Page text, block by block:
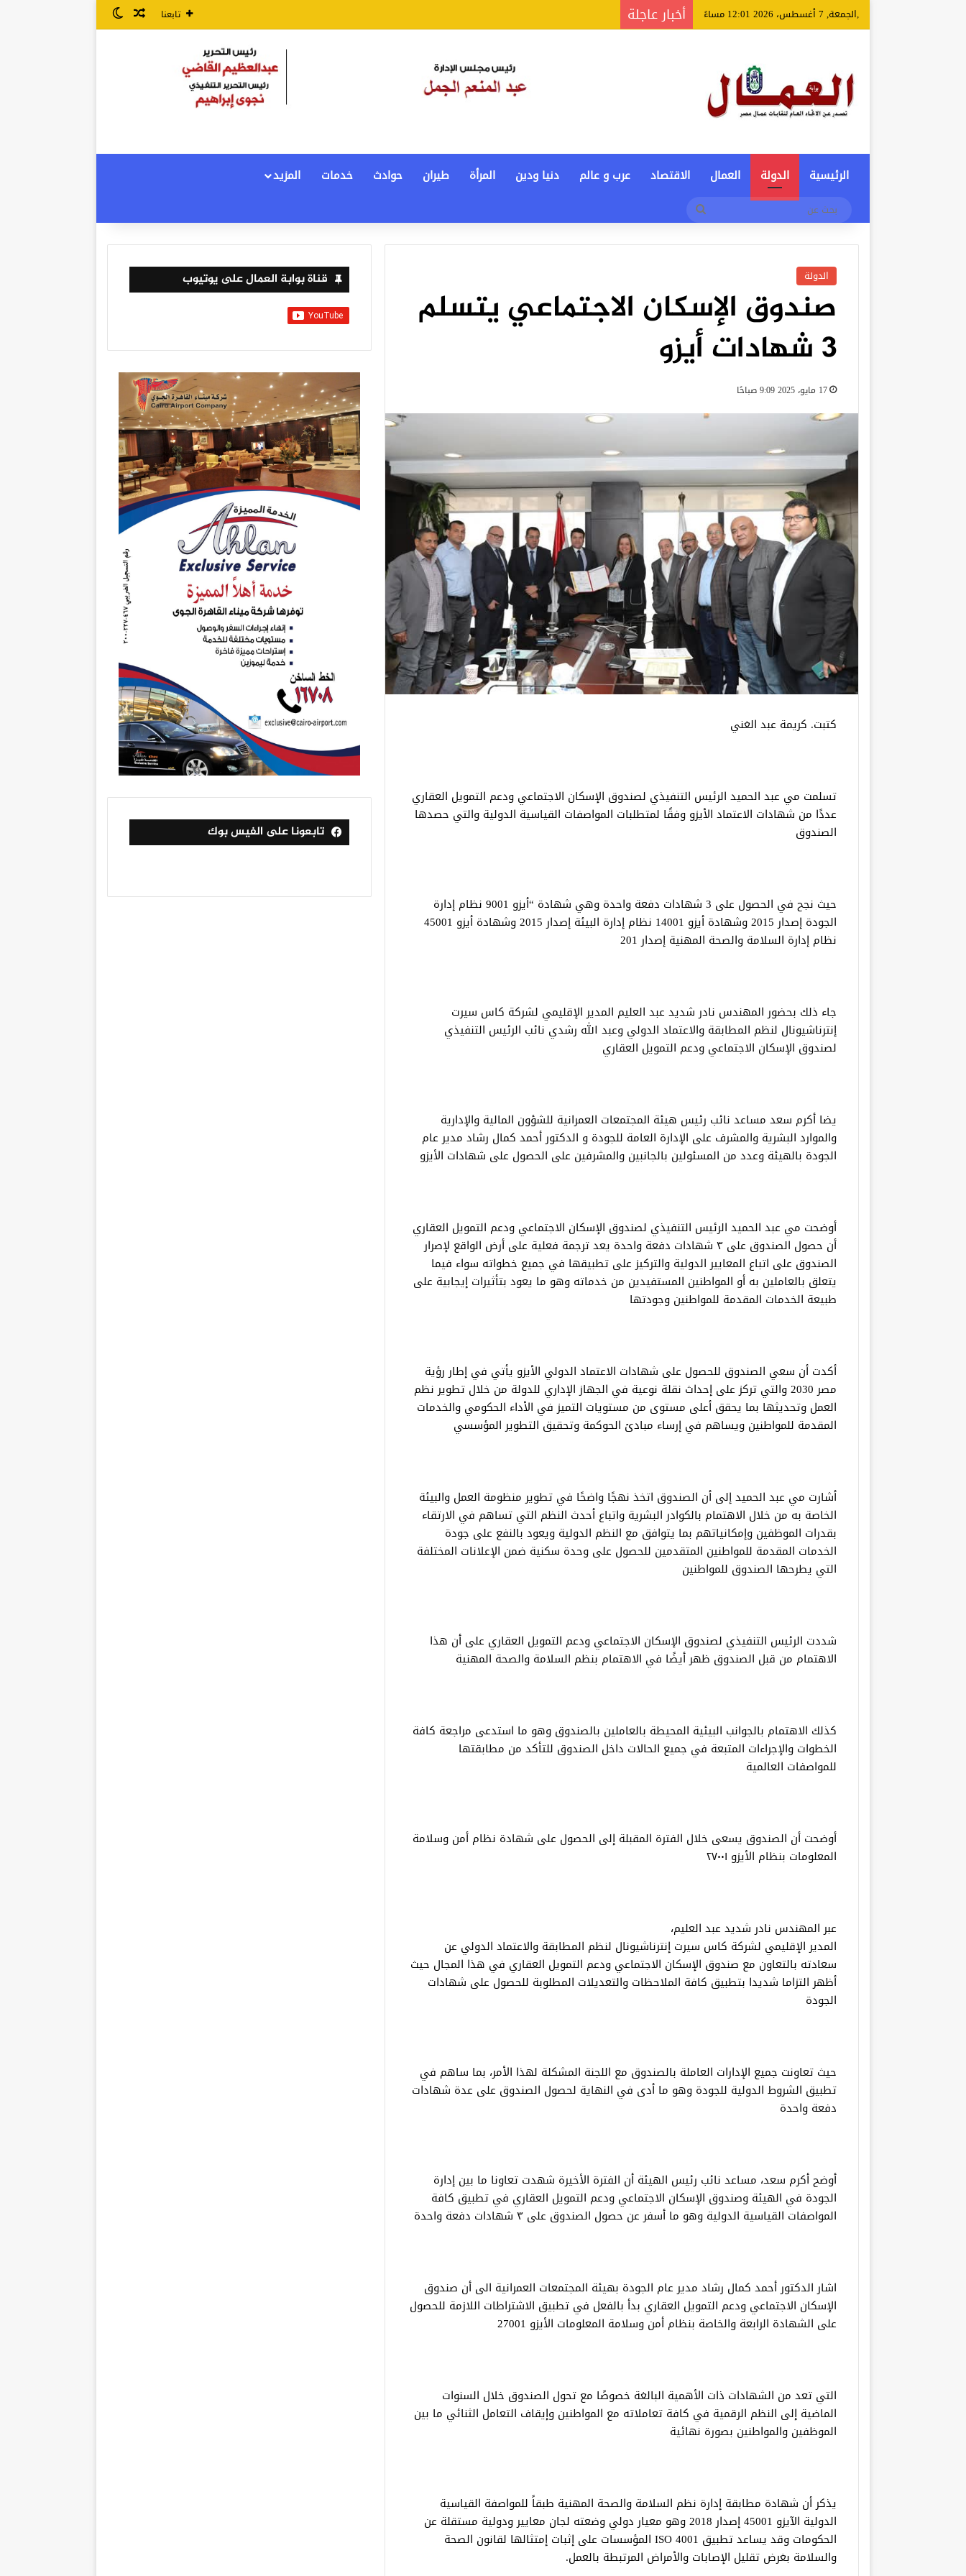
,الجمعة, 7 أغسطس، 2026 12:01 مساءً أخبار عاجلة تابعنا مقال عشوائي
الوضع المظلم
الرئيسية الدولة العمال الاقتصاد عرب و عالم دنيا ودين المرأة طيران حوادث خدمات
المزيد
الدولة
صندوق الإسكان الاجتماعي يتسلم
3 شهادات أيزو
17 مايو، 2025 9:09 صباحًا
كتبت. كريمة عبد الغني
تسلمت مي عبد الحميد الرئيس التنفيذي لصندوق الإسكان الاجتماعي ودعم التمويل العقاري
عددًا من شهادات الاعتماد الأيزو وفقًا لمتطلبات المواصفات القياسية الدولية والتي حصدها
الصندوق
حيث نجح في الحصول على 3 شهادات دفعة واحدة وهي شهادة “أيزو 9001 نظام إدارة
الجودة إصدار 2015 وشهادة أيزو 14001 نظام إدارة البيئة إصدار 2015 وشهادة أيزو 45001
نظام إدارة السلامة والصحة المهنية إصدار 201
جاء ذلك بحضور المهندس نادر شديد عبد العليم المدير الإقليمي لشركة كاس سيرت
إنترناشيونال لنظم المطابقة والاعتماد الدولي وعبد الله رشدي نائب الرئيس التنفيذي
لصندوق الإسكان الاجتماعي ودعم التمويل العقاري
يضا أكرم سعد مساعد نائب رئيس هيئة المجتمعات العمرانية للشؤون المالية والإدارية
والموارد البشرية والمشرف على الإدارة العامة للجودة و الدكتور أحمد كمال رشاد مدير عام
الجودة بالهيئة وعدد من المسئولين بالجانبين والمشرفين على الحصول على شهادات الأيزو
أوضحت مي عبد الحميد الرئيس التنفيذي لصندوق الإسكان الاجتماعي ودعم التمويل العقاري
أن حصول الصندوق على ٣ شهادات دفعة واحدة يعد ترجمة فعلية على أرض الواقع لإصرار
الصندوق على اتباع المعايير الدولية والتركيز على تطبيقها في جميع خطواته سواء فيما
يتعلق بالعاملين به أو المواطنين المستفيدين من خدماته وهو ما يعود بتأثيرات إيجابية على
طبيعة الخدمات المقدمة للمواطنين وجودتها
أكدت أن سعي الصندوق للحصول على شهادات الاعتماد الدولي الأيزو يأتي في إطار رؤية
مصر 2030 والتي تركز على إحداث نقلة نوعية في الجهاز الإداري للدولة من خلال تطوير نظم
العمل وتحديثها بما يحقق أعلى مستوى من مستويات التميز في الأداء الحكومي والخدمات
المقدمة للمواطنين ويساهم في إرساء مبادئ الحوكمة وتحقيق التطوير المؤسسي
أشارت مي عبد الحميد إلى أن الصندوق اتخذ نهجًا واضحًا في تطوير منظومة العمل والبيئة
الخاصة به من خلال الاهتمام بالكوادر البشرية واتباع أحدث النظم التي تساهم في الارتقاء
بقدرات الموظفين وإمكانياتهم بما يتوافق مع النظم الدولية ويعود بالنفع على جودة
الخدمات المقدمة للمواطنين المتقدمين للحصول على وحدة سكنية ضمن الإعلانات المختلفة
التي يطرحها الصندوق للمواطنين
شددت الرئيس التنفيذي لصندوق الإسكان الاجتماعي ودعم التمويل العقاري على أن هذا
الاهتمام من قبل الصندوق ظهر أيضًا في الاهتمام بنظم السلامة والصحة المهنية
كذلك الاهتمام بالجوانب البيئية المحيطة بالعاملين بالصندوق وهو ما استدعى مراجعة كافة
الخطوات والإجراءات المتبعة في جميع الحالات داخل الصندوق للتأكد من مطابقتها
للمواصفات العالمية
أوضحت أن الصندوق يسعى خلال الفترة المقبلة إلى الحصول على شهادة نظام أمن وسلامة
المعلومات بنظام الأيزو ٢٧٠٠١
عبر المهندس نادر شديد عبد العليم،
المدير الإقليمي لشركة كاس سيرت إنترناشيونال لنظم المطابقة والاعتماد الدولي عن
سعادته بالتعاون مع صندوق الإسكان الاجتماعي ودعم التمويل العقاري في هذا المجال حيث
أظهر التزاما شديدا بتطبيق كافة الملاحظات والتعديلات المطلوبة للحصول على شهادات
الجودة
حيث تعاونت جميع الإدارات العاملة بالصندوق مع اللجنة المشكلة لهذا الأمر، بما ساهم في
تطبيق الشروط الدولية للجودة وهو ما أدى في النهاية لحصول الصندوق على عدة شهادات
دفعة واحدة
أوضح أكرم سعد، مساعد نائب رئيس الهيئة أن الفترة الأخيرة شهدت تعاونا ما بين إدارة
الجودة في الهيئة وصندوق الإسكان الاجتماعي ودعم التمويل العقاري في تطبيق كافة
المواصفات القياسية الدولية وهو ما أسفر عن حصول الصندوق على ٣ شهادات دفعة واحدة
اشار الدكتور أحمد كمال رشاد مدير عام الجودة بهيئة المجتمعات العمرانية الى أن صندوق
الإسكان الاجتماعي ودعم التمويل العقاري بدأ بالفعل في تطبيق الاشتراطات اللازمة للحصول
على الشهادة الرابعة والخاصة بنظام أمن وسلامة المعلومات الأيزو 27001
التي تعد من الشهادات ذات الأهمية البالغة خصوصًا مع تحول الصندوق خلال السنوات
الماضية إلى النظم الرقمية في كافة تعاملاته مع المواطنين وإيقاف التعامل الثنائي ما بين
الموظفين والمواطنين بصورة نهائية
يذكر أن شهادة مطابقة إدارة نظم السلامة والصحة المهنية طبقاً للمواصفة القياسية
الدولية الآيزو 45001 إصدار 2018 وهو معيار دولي وضعته لجان معايير ودولية مستقلة عن
الحكومات وقد يساعد تطبيق ISO 4001 المؤسسات على إثبات إمتثالها لقانون الصحة
والسلامة بغرض تقليل الإصابات والأمراض المرتبطة بالعمل.
قناة بوابة العمال على يوتيوب
تابعونا على الفيس بوك